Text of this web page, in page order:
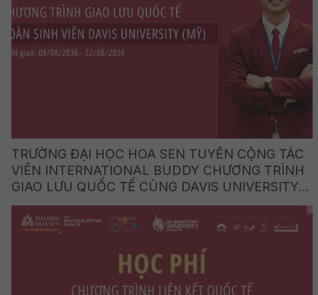
TRƯỜNG ĐẠI HỌC HOA SEN TUYỂN CỘNG TÁC
VIÊN INTERNATIONAL BUDDY CHƯƠNG TRÌNH
GIAO LƯU QUỐC TẾ CÙNG DAVIS UNIVERSITY
(HOA KỲ)